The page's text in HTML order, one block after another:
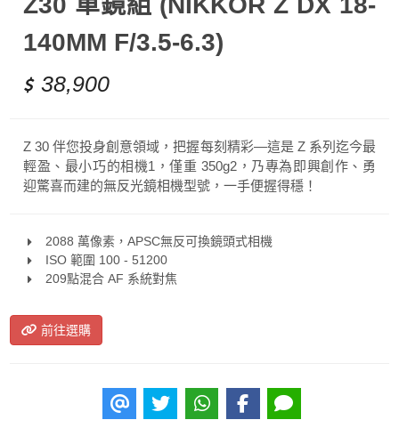
140MM F/3.5-6.3)
38,900
Z 30 伴您投身創意領域，把握每刻精彩—這是 Z 系列迄今最
輕盈、最小巧的相機1，僅重 350g2，乃專為即興創作、勇
迎驚喜而建的無反光鏡相機型號，一手便握得穩！
2088 萬像素，APSC無反可換鏡頭式相機
ISO 範圍 100 - 51200
209點混合 AF 系統對焦
前往選購